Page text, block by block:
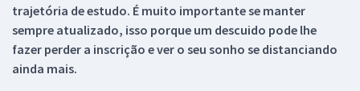
trajetória de estudo. É muito importante se manter
sempre atualizado, isso porque um descuido pode lhe
fazer perder a inscrição e ver o seu sonho se distanciando
ainda mais.